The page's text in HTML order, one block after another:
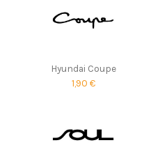
Hyundai Coupe
1,90 €